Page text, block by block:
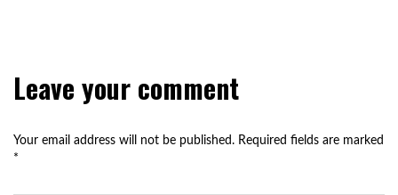
Leave your comment
Your email address will not be published. Required fields are marked
*